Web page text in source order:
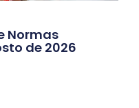
Normas
de 2026